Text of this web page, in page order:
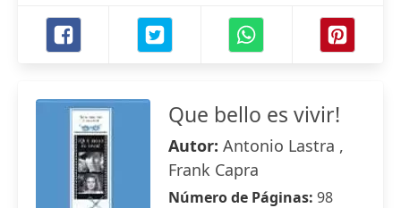
Que bello es vivir!
Autor: Antonio Lastra ,
Frank Capra
Número de Páginas: 98